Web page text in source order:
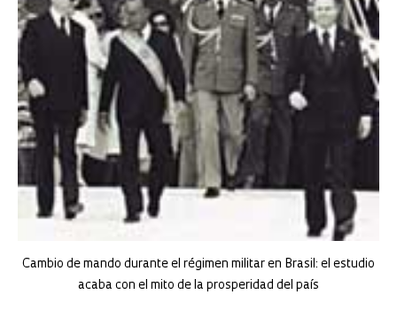
Cambio de mando durante el régimen militar en Brasil: el estudio
acaba con el mito de la prosperidad del país